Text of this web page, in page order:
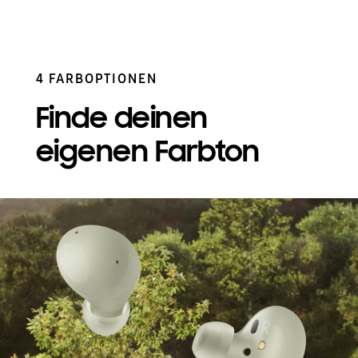
4 FARBOPTIONEN
Finde deinen
eigenen Farbton